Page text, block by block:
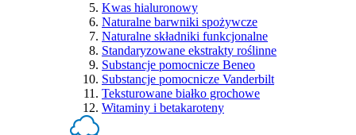
Kwas hialuronowy
Naturalne barwniki spożywcze
Naturalne składniki funkcjonalne
Standaryzowane ekstrakty roślinne
Substancje pomocnicze Beneo
Substancje pomocnicze Vanderbilt
Teksturowane białko grochowe
Witaminy i betakaroteny